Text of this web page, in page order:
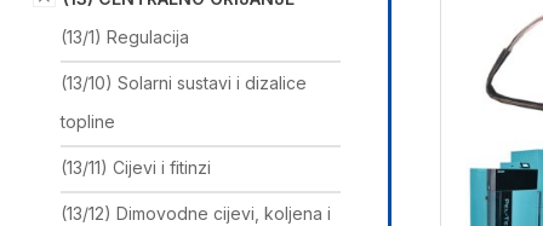
(13/1) Regulacija
(13/10) Solarni sustavi i dizalice
topline
(13/11) Cijevi i fitinzi
(13/12) Dimovodne cijevi, koljena i